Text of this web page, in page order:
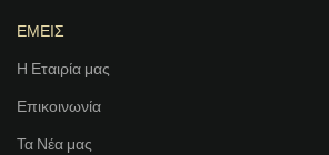
ΕΜΕΙΣ
Η Εταιρία μας
Επικοινωνία
Τα Νέα μας